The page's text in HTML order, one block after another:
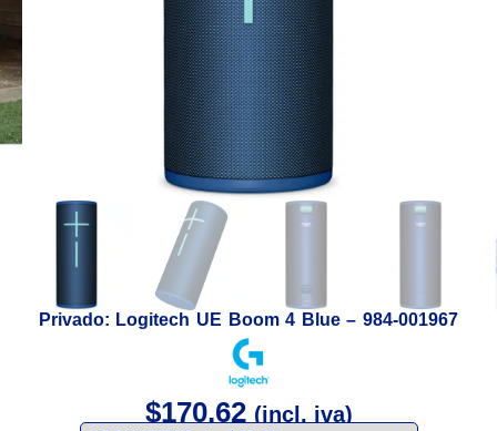
Privado: Logitech UE Boom 4 Blue – 984-001967
$170,62 (incl. iva)